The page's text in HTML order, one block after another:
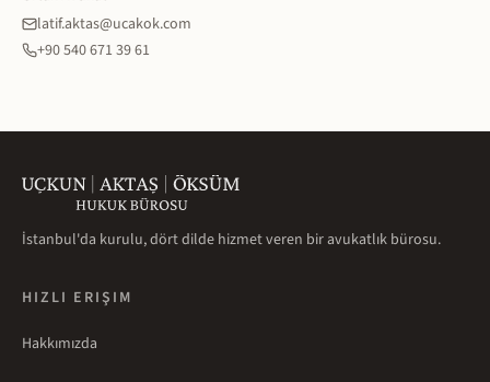
latif.aktas@ucakok.com
+90 540 671 39 61
İstanbul'da kurulu, dört dilde hizmet veren bir avukatlık bürosu.
HIZLI ERIŞIM
Hakkımızda